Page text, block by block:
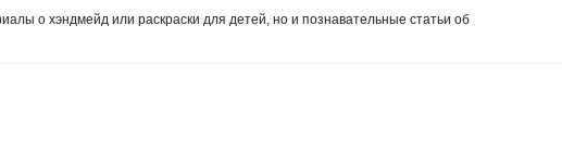
о хэндмейд или раскраски для детей, но и познавательные статьи об